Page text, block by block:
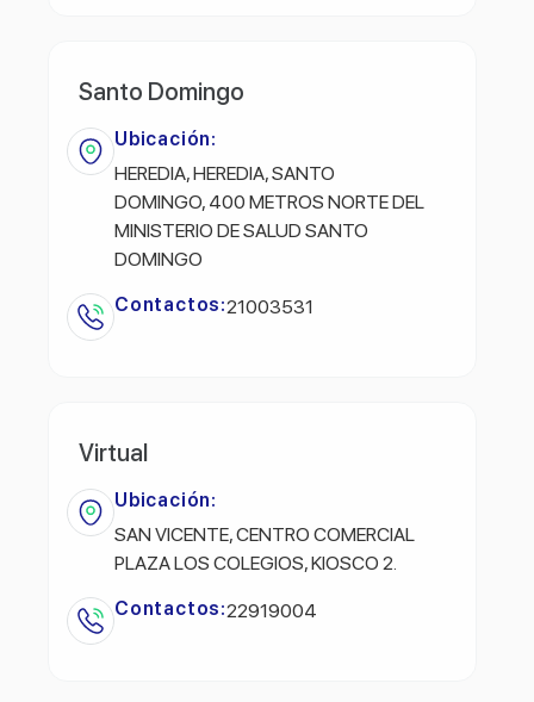
Santo Domingo
Ubicación:
HEREDIA, HEREDIA, SANTO
DOMINGO, 400 METROS NORTE DEL
MINISTERIO DE SALUD SANTO
DOMINGO
Contactos:21003531
Virtual
Ubicación:
SAN VICENTE, CENTRO COMERCIAL
PLAZA LOS COLEGIOS, KIOSCO 2.
Contactos:22919004